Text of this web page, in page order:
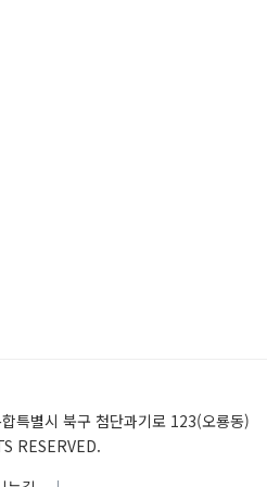
별시 북구 첨단과기로 123(오룡동)
RESERVED.